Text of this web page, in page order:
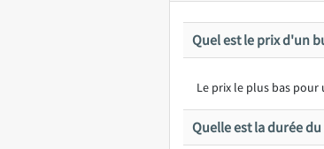
Quel est le prix d'un
Le prix le plus bas pour
Quelle est la durée